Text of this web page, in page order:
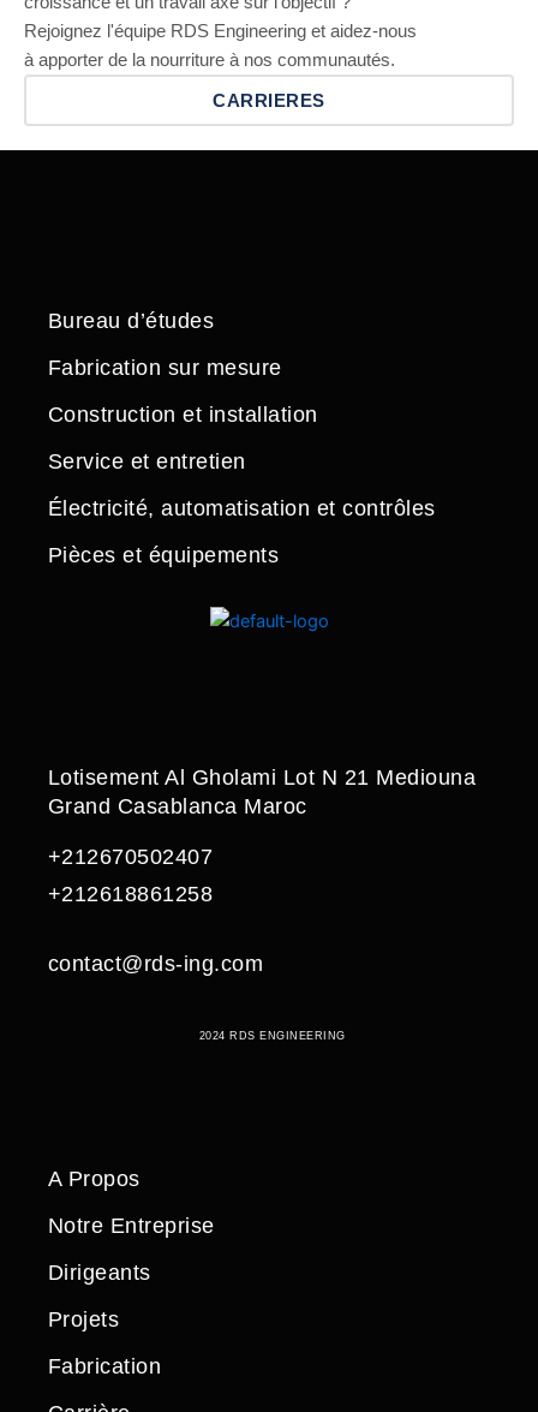
Rejoignez l'équipe RDS Engineering et aidez-nous
à apporter de la nourriture à nos communautés.
CARRIERES
Bureau d’études
Fabrication sur mesure
Construction et installation
Service et entretien
Électricité, automatisation et contrôles
Pièces et équipements
Lotisement Al Gholami Lot N 21 Mediouna
Grand Casablanca Maroc
+212670502407
+212618861258
contact@rds-ing.com
2024 RDS ENGINEERING
A Propos
Notre Entreprise
Dirigeants
Projets
Fabrication